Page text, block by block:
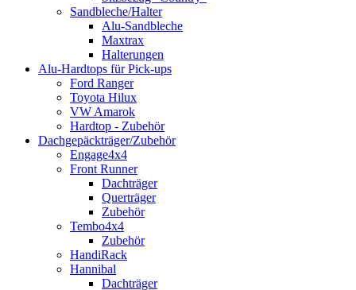
Sandbleche/Halter
Alu-Sandbleche
Maxtrax
Halterungen
Alu-Hardtops für Pick-ups
Ford Ranger
Toyota Hilux
VW Amarok
Hardtop - Zubehör
Dachgepäckträger/Zubehör
Engage4x4
Front Runner
Dachträger
Querträger
Zubehör
Tembo4x4
Zubehör
HandiRack
Hannibal
Dachträger